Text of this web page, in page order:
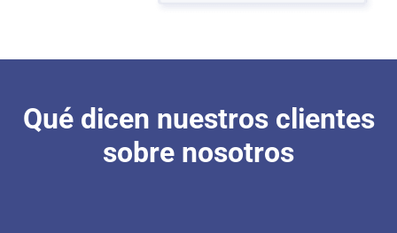
Qué dicen nuestros clientes
sobre nosotros